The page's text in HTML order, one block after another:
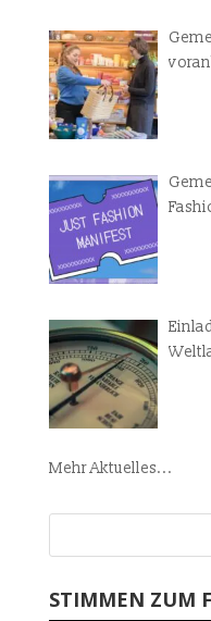
Mehr Aktuelles...
STIMMEN ZUM